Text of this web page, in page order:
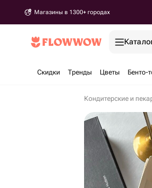
Магазины в 1300+ городах
Скидки Тренды Цветы Бенто-
Кондитерские и